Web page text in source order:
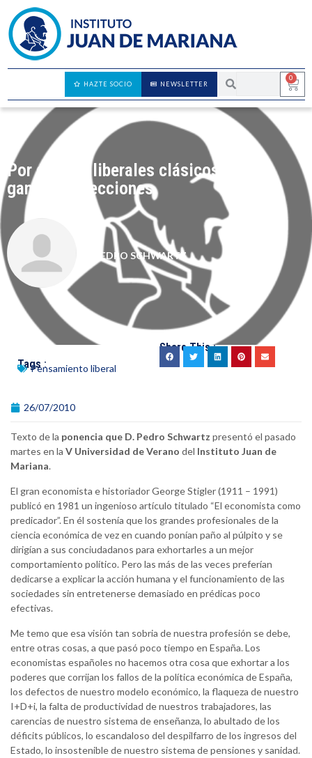
0
NEWSLETTER
HAZTE SOCIO
Por qué los liberales clásicos no
ganamos elecciones
PEDRO SCHWARTZ
Tags :Pensamiento liberal
Share This :
26/07/2010
Texto de la ponencia que D. Pedro Schwartz presentó el pasado
martes en la V Universidad de Verano del Instituto Juan de
Mariana.
El gran economista e historiador George Stigler (1911 – 1991)
publicó en 1981 un ingenioso artículo titulado “El economista como
predicador”. En él sostenía que los grandes profesionales de la
ciencia económica de vez en cuando ponían paño al púlpito y se
dirigían a sus conciudadanos para exhortarles a un mejor
comportamiento político. Pero las más de las veces preferían
dedicarse a explicar la acción humana y el funcionamiento de las
sociedades sin entretenerse demasiado en prédicas poco
efectivas.
Me temo que esa visión tan sobria de nuestra profesión se debe,
entre otras cosas, a que pasó poco tiempo en España. Los
economistas españoles no hacemos otra cosa que exhortar a los
poderes que corrijan los fallos de la política económica de España,
los defectos de nuestro modelo económico, la flaqueza de nuestro
I+D+i, la falta de productividad de nuestros trabajadores, las
carencias de nuestro sistema de enseñanza, lo abultado de los
déficits públicos, lo escandaloso del despilfarro de los ingresos del
Estado, lo insostenible de nuestro sistema de pensiones y sanidad.